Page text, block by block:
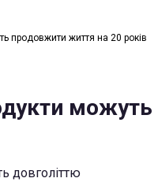
продовжити життя на 20 років
довголіттю